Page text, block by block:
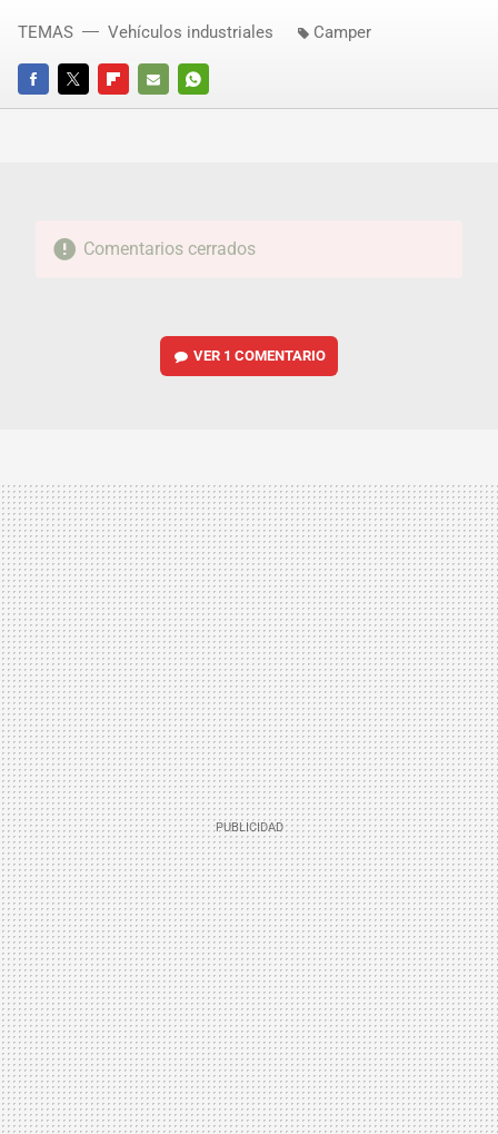
FACEBOOKTWITTERFLIPBOARD
E-
WHATSAPP
TEMAS Vehículos industriales Camper
Comentarios cerrados
VER 1 COMENTARIO